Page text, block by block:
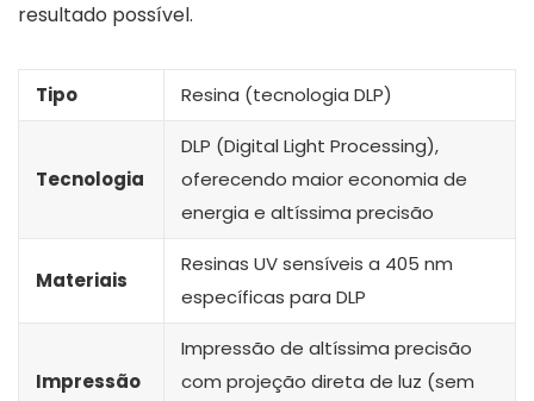
resultado possível.
Tipo Resina (tecnologia DLP)
Tecnologia
DLP (Digital Light Processing),
oferecendo maior economia de
energia e altíssima precisão
Materiais
Resinas UV sensíveis a 405 nm
específicas para DLP
Impressão
Impressão de altíssima precisão
com projeção direta de luz (sem